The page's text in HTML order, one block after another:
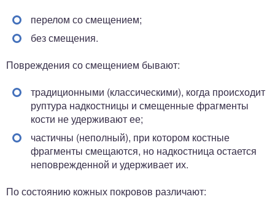
перелом со смещением;
без смещения.
Повреждения со смещением бывают:
традиционными (классическими), когда происходит
руптура надкостницы и смещенные фрагменты
кости не удерживают ее;
частичны (неполный), при котором костные
фрагменты смещаются, но надкостница остается
неповрежденной и удерживает их.
По состоянию кожных покровов различают: